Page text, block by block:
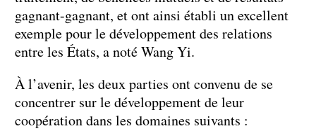
gagnant-gagnant, et ont ainsi établi un excellent
exemple pour le développement des relations
entre les États, a noté Wang Yi.
À l’avenir, les deux parties ont convenu de se
concentrer sur le développement de leur
coopération dans les domaines suivants :